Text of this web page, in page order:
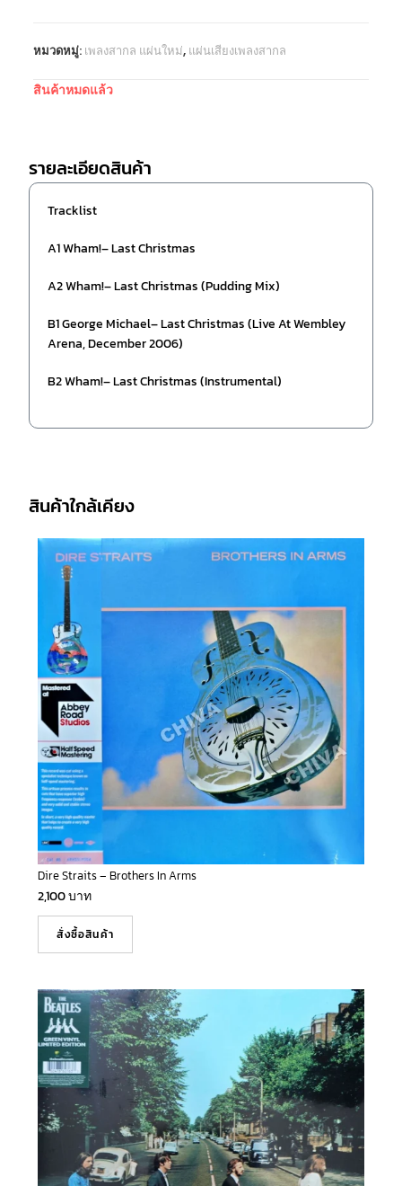
หมวดหมู่: เพลงสากล แผ่นใหม่, แผ่นเสียงเพลงสากล
สินค้าหมดแล้ว
รายละเอียดสินค้า
Tracklist
A1 Wham!– Last Christmas
A2 Wham!– Last Christmas (Pudding Mix)
B1 George Michael– Last Christmas (Live At Wembley
Arena, December 2006)
B2 Wham!– Last Christmas (Instrumental)
สินค้าใกล้เคียง
Dire Straits – Brothers In Arms
2,100บาท
สั่งซื้อสินค้า